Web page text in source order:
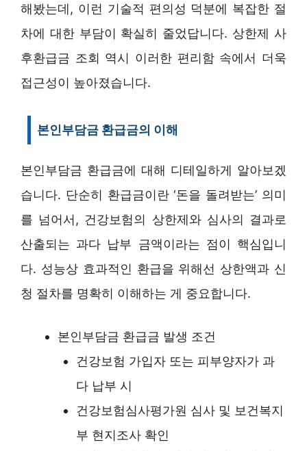
해봤는데, 이런 기술적 편의성 덕분에 복잡한 절
차에 대한 부담이 확실히 줄었답니다. 상한제 사
후환급금 조회 역시 이러한 편리함 속에서 더욱
접근성이 높아졌습니다.
본인부담금 환급금의 이해
본인부담금 환급금에 대해 디테일하게 알아보겠
습니다. 단순히 환급금이란 ‘돈을 돌려받는’ 의미
를 넘어서, 건강보험의 상한제와 심사의 결과로
산출되는 과다 납부 금액이라는 점이 핵심입니
다. 성능상 효과적인 환급을 위해선 상한액과 신
청 절차를 명확히 이해하는 게 중요합니다.
본인부담금 환급금 발생 조건
건강보험 가입자 또는 피부양자가 과
다 납부 시
건강보험심사평가원 심사 및 보건복지
부 현지조사 확인